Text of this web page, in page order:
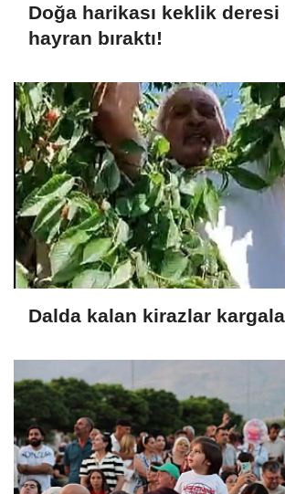
Doğa harikası keklik
hayran bıraktı!
Dalda kalan kirazlar